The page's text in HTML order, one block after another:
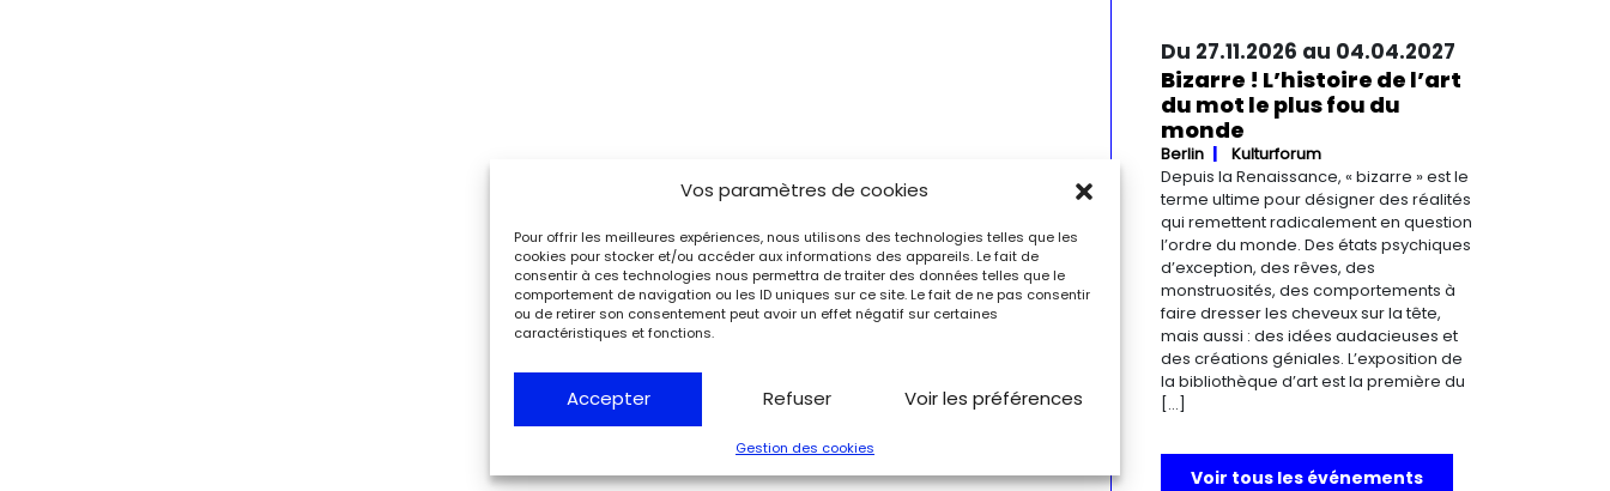
Vos paramètres de cookies
Pour offrir les meilleures expériences, nous utilisons des technologies telles que les
cookies pour stocker et/ou accéder aux informations des appareils. Le fait de
consentir à ces technologies nous permettra de traiter des données telles que le
comportement de navigation ou les ID uniques sur ce site. Le fait de ne pas consentir
ou de retirer son consentement peut avoir un effet négatif sur certaines
caractéristiques et fonctions.
Accepter Refuser Voir les préférences
Gestion des cookies
Du 27.11.2026 au 04.04.2027
Bizarre ! L’histoire de l’art
du mot le plus fou du
monde
Berlin
Kulturforum
Depuis la Renaissance, « bizarre » est le
terme ultime pour désigner des réalités
qui remettent radicalement en question
l’ordre du monde. Des états psychiques
d’exception, des rêves, des
monstruosités, des comportements à
faire dresser les cheveux sur la tête,
mais aussi : des idées audacieuses et
des créations géniales. L’exposition de
la bibliothèque d’art est la première du
[…]
Voir tous les événements